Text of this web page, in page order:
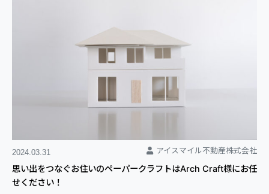
2024.03.31 アイスマイル不動産株式会社
思い出をつなぐお住いのペーパークラフトはArch Craft様にお任
せください！